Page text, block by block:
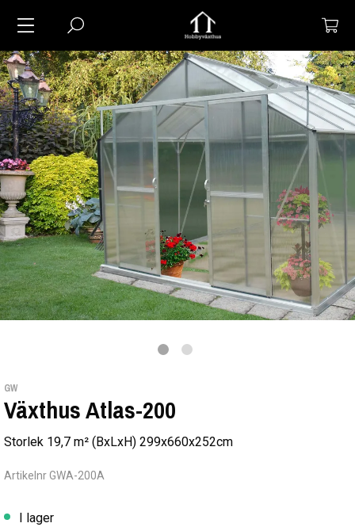
GW
Växthus Atlas-200
Storlek 19,7 m² (BxLxH) 299x660x252cm
Artikelnr GWA-200A
I lager